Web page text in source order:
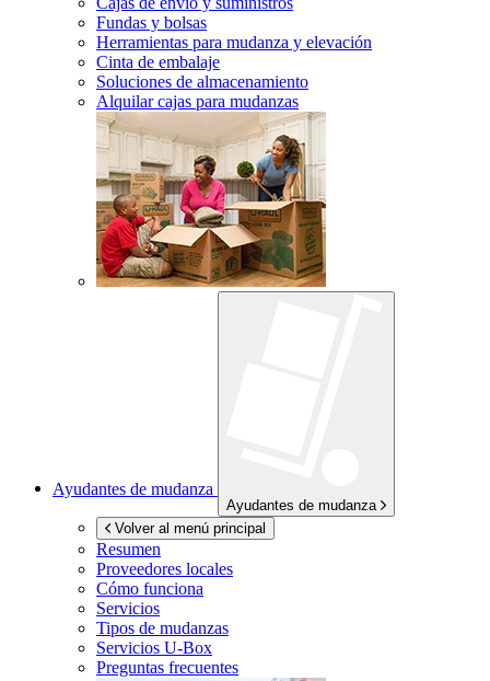
Fundas y bolsas
Herramientas para mudanza y elevación
Cinta de embalaje
Soluciones de almacenamiento
Alquilar cajas para mudanzas
Ayudantes de mudanza
Ayudantes de mudanza
Volver al menú principal
Resumen
Proveedores locales
Cómo funciona
Servicios
Tipos de mudanzas
Servicios U-Box
Preguntas frecuentes